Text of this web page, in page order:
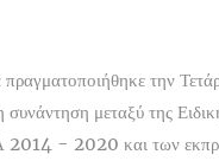
πραγματοποιήθηκε την
συνάντηση μεταξύ της
2014 - 2020 και των